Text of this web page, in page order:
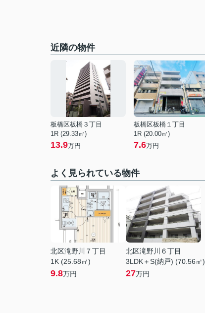
近隣の物件
板橋区板橋３丁目
1R (29.33㎡)
13.9万円
板橋区板橋１丁目
1R (20.00㎡)
7.6万円
よく見られている物件
北区滝野川７丁目
1K (25.68㎡)
9.8万円
北区滝野川６丁目
3LDK＋S(納戸) (70.56㎡)
27万円